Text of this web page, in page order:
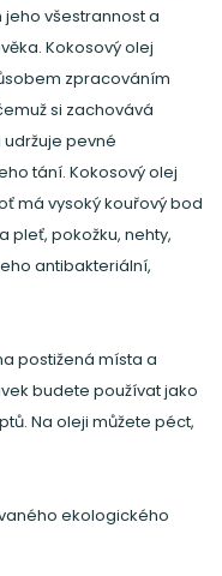
jeho všestrannost a
Kokosový olej
zpracováním
si zachovává
pevné
tání. Kokosový olej
má vysoký kouřový bod
pleť, pokožku, nehty,
antibakteriální,
postižená místa a
budete používat jako
Na oleji můžete péct,
ekologického